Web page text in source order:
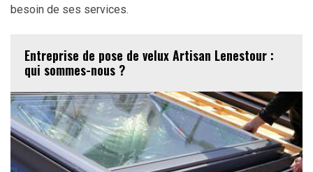
besoin de ses services.
Entreprise de pose de velux Artisan Lenestour :
qui sommes-nous ?